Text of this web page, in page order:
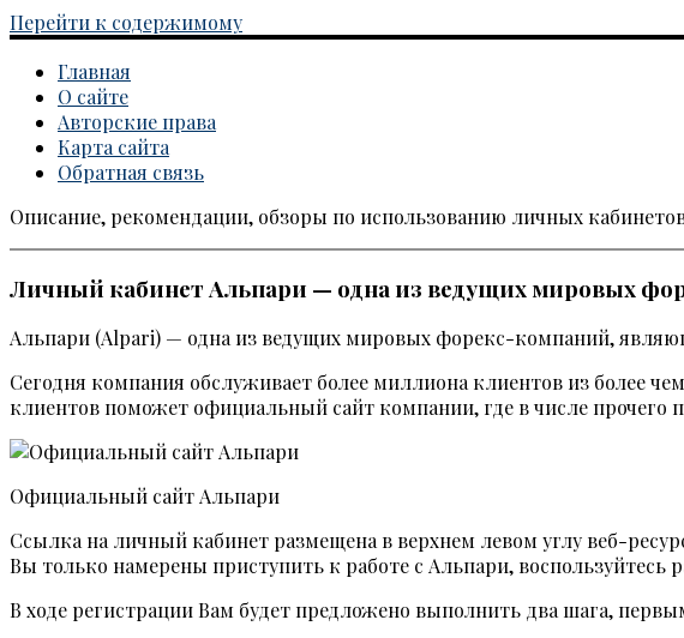
Перейти к содержимому
Главная
О сайте
Авторские права
Карта сайта
Обратная связь
Каталог личных кабинетов
Описание, рекомендации, обзоры по использованию личных
Личный кабинет Альпари — одна из ведущих мировых
Альпари (Alpari) — одна из ведущих мировых форекс-компаний,
Сегодня компания обслуживает более миллиона клиентов из более
клиентов поможет официальный сайт компании, где в числе прочего
Официальный сайт Альпари
Ссылка на личный кабинет размещена в верхнем левом углу веб-
Вы только намерены приступить к работе с Альпари, воспользуйтесь
В ходе регистрации Вам будет предложено выполнить два шага,